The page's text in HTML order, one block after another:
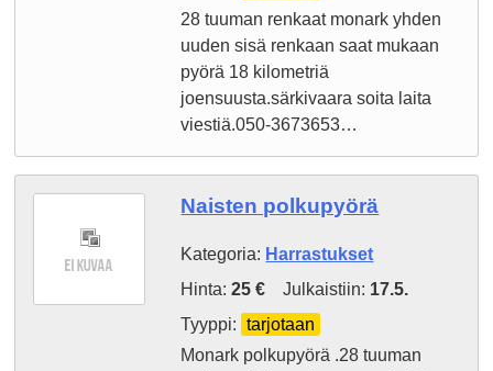
28 tuuman renkaat monark yhden
uuden sisä renkaan saat mukaan
pyörä 18 kilometriä
joensuusta.särkivaara soita laita
viestiä.050-3673653…
Naisten polkupyörä
Kategoria: Harrastukset
Hinta:25 € Julkaistiin: 17.5.
Tyyppi:
tarjotaan
Monark polkupyörä .28 tuuman